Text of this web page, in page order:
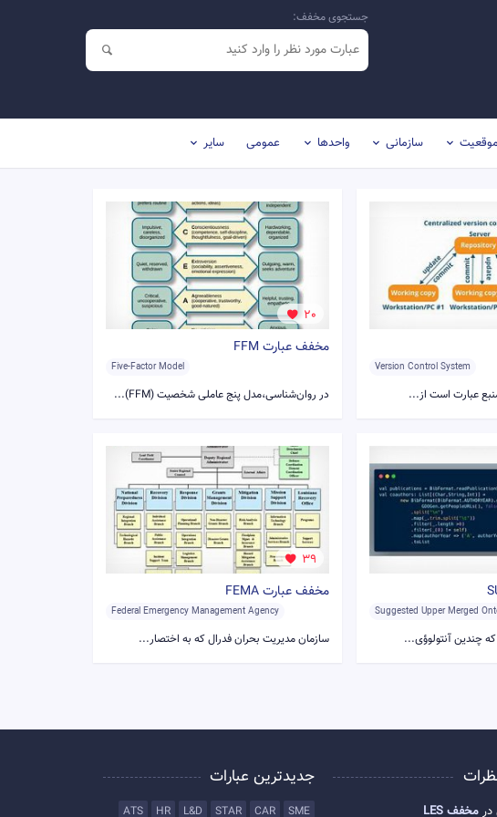
جستجوی مخفف:
سازمانی واحدها عمومی سایر
Version Control System
عبارت است از...
20
مخفف عبارت FFM
Five-Factor Model
در روان‌شناسی،مدل پنج عاملی شخصیت (FFM)...
Suggested Upper Merged
چندین آنتولوؤی...
39
مخفف عبارت FEMA
Federal Emergency Management Agency
سازمان مدیریت بحران فدرال که به اختصار...
مخفف LES
جدیدترین عبارات
SME
CAR
STAR
L&D
HR
ATS